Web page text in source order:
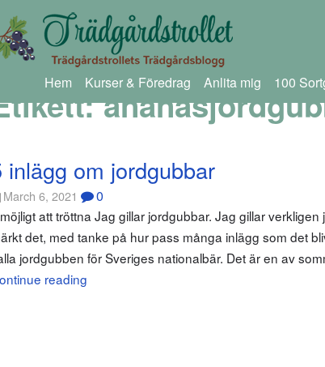
Hem Kurser & Föredrag Anlita mig 100
inlägg om jordgubbar
March 6, 2021 0
att tröttna Jag gillar jordgubbar. Jag gillar
det, med tanke på hur pass många inlägg som det
jordgubben för Sveriges nationalbär. Det är en av
reading